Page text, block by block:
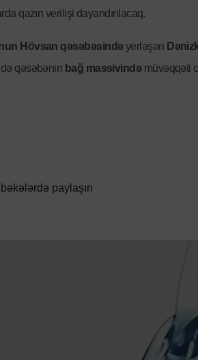
qazın verilişi dayandırılacaq.
Hövsan qəsəbəsində yerləşən
qəsəbənin bağ massivində müvəqqəti
paylaşın